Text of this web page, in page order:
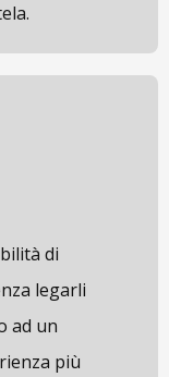
di
legarli
ad un
più